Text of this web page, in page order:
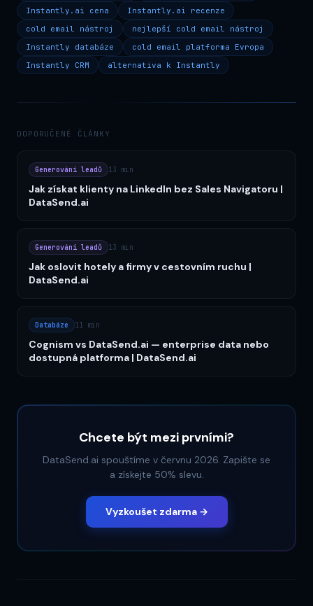
Instantly.ai cena
Instantly.ai recenze
cold email nástroj
nejlepší cold email nástroj
Instantly databáze
cold email platforma Evropa
Instantly CRM
alternativa k Instantly
DOPORUČENÉ ČLÁNKY
Generování leadů 13 min
Jak získat klienty na LinkedIn bez Sales Navigatoru |
DataSend.ai
Generování leadů 13 min
Jak oslovit hotely a firmy v cestovním ruchu |
DataSend.ai
Databáze 11 min
Cognism vs DataSend.ai — enterprise data nebo
dostupná platforma | DataSend.ai
Chcete být mezi prvními?
DataSend.ai spouštíme v červnu 2026. Zapište se
a získejte 50% slevu.
Vyzkoušet zdarma →